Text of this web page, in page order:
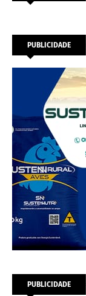
PUBLICIDADE
PUBLICIDADE